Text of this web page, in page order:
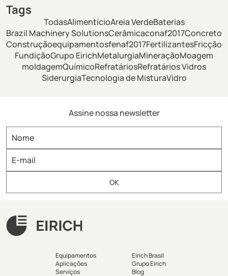
Tags
TodasAlimentícioAreia VerdeBaterias
Brazil Machinery SolutionsCerâmicaconaf2017Concreto
Construçãoequipamentosfenaf2017FertilizantesFricção
FundiçãoGrupo EirichMetalurgiaMineraçãoMoagem
moldagemQuímicoRefratáriosRefratários Vidros
SiderurgiaTecnologia de MisturaVidro
Assine nossa newsletter
Equipamentos
Aplicações
Serviços
Eirich Brasil
Grupo Eirich
Blog